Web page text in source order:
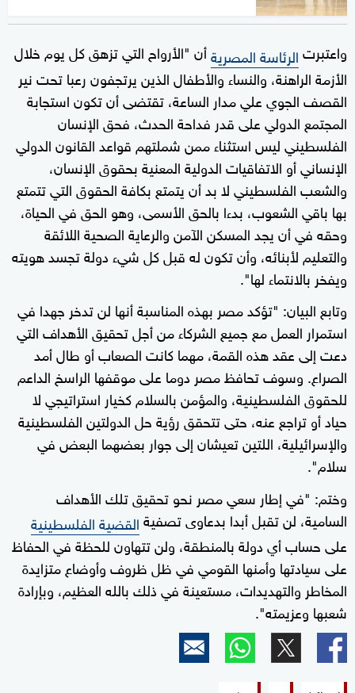
واعتبرتالرئاسة المصريةأن "الأرواح التي تزهق كل يوم خلال
الأزمة الراهنة، والنساء والأطفال الذين يرتجفون رعبا تحت نير
القصف الجوي علي مدار الساعة، تقتضى أن تكون استجابة
المجتمع الدولي على قدر فداحة الحدث، فحق الإنسان
الفلسطيني ليس استثناء ممن شملتهم قواعد القانون الدولي
الإنساني أو الاتفاقيات الدولية المعنية بحقوق الإنسان،
والشعب الفلسطيني لا بد أن يتمتع بكافة الحقوق التي تتمتع
بها باقي الشعوب، بدءا بالحق الأسمى، وهو الحق في الحياة،
وحقه في أن يجد المسكن الآمن والرعاية الصحية اللائقة
والتعليم لأبنائه، وأن تكون له قبل كل شيء دولة تجسد هويته
ويفخر بالانتماء لها".
وتابع البيان: "تؤكد مصر بهذه المناسبة أنها لن تدخر جهدا في
استمرار العمل مع جميع الشركاء من أجل تحقيق الأهداف التي
دعت إلى عقد هذه القمة، مهما كانت الصعاب أو طال أمد
الصراع. وسوف تحافظ مصر دوما على موقفها الراسخ الداعم
للحقوق الفلسطينية، والمؤمن بالسلام كخيار استراتيجي لا
حياد أو تراجع عنه، حتى تتحقق رؤية حل الدولتين الفلسطينية
والإسرائيلية، اللتين تعيشان إلى جوار بعضهما البعض في
سلام".
وختم: "في إطار سعي مصر نحو تحقيق تلك الأهداف
السامية، لن تقبل أبدا بدعاوى تصفيةالقضية الفلسطينية
على حساب أي دولة بالمنطقة، ولن تتهاون للحظة في الحفاظ
على سيادتها وأمنها القومي في ظل ظروف وأوضاع متزايدة
المخاطر والتهديدات، مستعينة في ذلك بالله العظيم، وبإرادة
شعبها وعزيمته".